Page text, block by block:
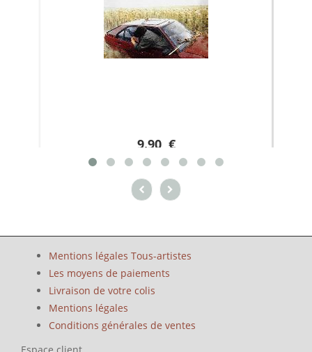
9.90 €
Mentions légales Tous-artistes
Les moyens de paiements
Livraison de votre colis
Mentions légales
Conditions générales de ventes
Espace client